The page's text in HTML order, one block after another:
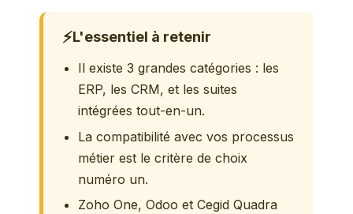
⚡L'essentiel à retenir
Il existe 3 grandes catégories : les
ERP, les CRM, et les suites
intégrées tout-en-un.
La compatibilité avec vos processus
métier est le critère de choix
numéro un.
Zoho One, Odoo et Cegid Quadra